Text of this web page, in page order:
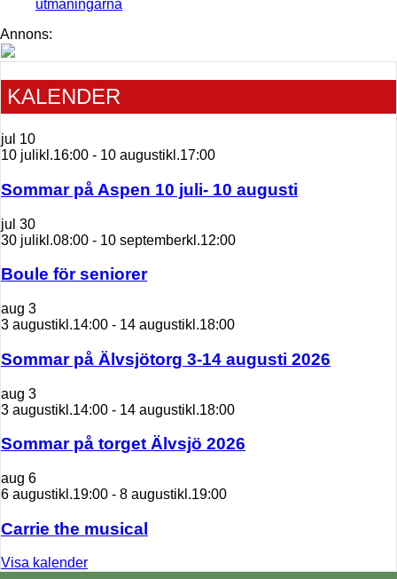
utmaningarna
Annons:
KALENDER
jul 10
10 julikl.16:00 - 10 augustikl.17:00
Sommar på Aspen 10 juli- 10 augusti
jul 30
30 julikl.08:00 - 10 septemberkl.12:00
Boule för seniorer
aug 3
3 augustikl.14:00 - 14 augustikl.18:00
Sommar på Älvsjötorg 3-14 augusti 2026
aug 3
3 augustikl.14:00 - 14 augustikl.18:00
Sommar på torget Älvsjö 2026
aug 6
6 augustikl.19:00 - 8 augustikl.19:00
Carrie the musical
Visa kalender